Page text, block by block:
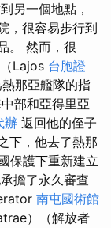
另一個地點，
，很容易步行到
。 然而，很
Lajos 台胞證
那亞艦隊的指
部和亞得里亞
辦 返回他的侄子
下，他去了熱那
保護下重新建立
擔了永久審查
南屯國術館
）（解放者